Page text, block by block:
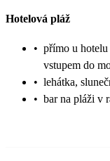
Hotelová pláž
• přímo u
vstupem do
• lehátka,
• bar na pláži v